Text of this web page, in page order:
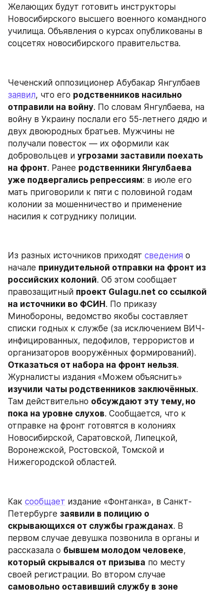
Желающих будут готовить инструкторы
Новосибирского высшего военного командного
училища. Объявления о курсах опубликованы в
соцсетях новосибирского правительства.
заявил, что его родственников насильно
отправили на войну. По словам Янгулбаева, на
войну в Украину послали его 55-летнего дядю и
двух двоюродных братьев. Мужчины не
получали повесток — их оформили как
добровольцев и угрозами заставили поехать
на фронт. Ранее родственники Янгулбаева
уже подвергались репрессиям: в июле его
мать приговорили к пяти с половиной годам
колонии за мошенничество и применение
насилия к сотруднику полиции.
Из разных источников приходят сведения о
начале принудительной отправки на фронт из
российских колоний. Об этом сообщает
правозащитный проект Gulagu.net со ссылкой
на источники во ФСИН . По приказу
Минобороны, ведомство якобы составляет
списки годных к службе (за исключением ВИЧ-
инфицированных, педофилов, террористов и
Отказаться от набора на фронт нельзя.
изучили чаты родственников заключённых.
Там действительно обсуждают эту тему, но
пока на уровне слухов. Сообщается, что к
отправке на фронт готовятся в колониях
Новосибирской, Саратовской, Липецкой,
Воронежской, Ростовской, Томской и
Нижегородской областей.
Как сообщает издание «Фонтанка», в Санкт-
Петербурге заявили в полицию о
скрывающихся от службы гражданах. В
первом случае девушка позвонила в органы и
рассказала о бывшем молодом человеке
который скрывался от призыва по месту
самовольно оставивший службу в зоне